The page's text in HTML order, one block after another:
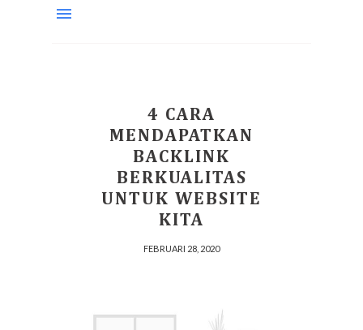
4 CARA
MENDAPATKAN
BACKLINK
BERKUALITAS
UNTUK WEBSITE
KITA
FEBRUARI 28, 2020